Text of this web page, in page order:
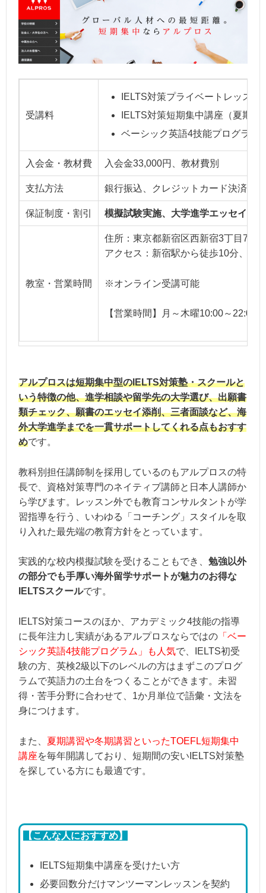
受講料
IELTS対策プライベートレッス
IELTS対策短期集中講座（夏期
ベーシック英語4技能プログラム
入会金・教材費 入会金33,000円、教材費別
支払方法 銀行振込、クレジットカード決済
保証制度・割引 模擬試験実施、大学進学エッセイ添
教室・営業時間
住所：東京都新宿区西新宿3丁目7-
アクセス：新宿駅から徒歩10分、都
※オンライン受講可能
【営業時間】月～木曜10:00～
アルプロスは短期集中型のIELTS対策塾・スクールと
いう特徴の他、進学相談や留学先の大学選び、出願書
類チェック、願書のエッセイ添削、三者面談など、海
外大学進学までを一貫サポートしてくれる点もおすす
めです。
教科別担任講師制を採用しているのもアルプロスの特
長で、資格対策専門のネイティブ講師と日本人講師か
ら学びます。レッスン外でも教育コンサルタントが学
習指導を行う、いわゆる「コーチング」スタイルを取
り入れた最先端の教育方針をとっています。
実践的な校内模擬試験を受けることもでき、 勉強以外
の部分でも手厚い海外留学サポートが魅力のお得な
IELTSスクールです。
IELTS対策コースのほか、アカデミック4技能の指導
に長年注力し実績があるアルプロスならではの 「ベー
シック英語4技能プログラム」も人気で、IELTS初受
験の方、英検2級以下のレベルの方はまずこのプログ
ラムで英語力の土台をつくることができます。未習
得・苦手分野に合わせて、1か月単位で語彙・文法を
身につけます。
また、 夏期講習や冬期講習といったTOEFL短期集中
講座を毎年開講しており、短期間の安いIELTS対策塾
を探している方にも最適です。
【こんな人におすすめ】
IELTS短期集中講座を受けたい方
必要回数分だけマンツーマンレッスンを契約